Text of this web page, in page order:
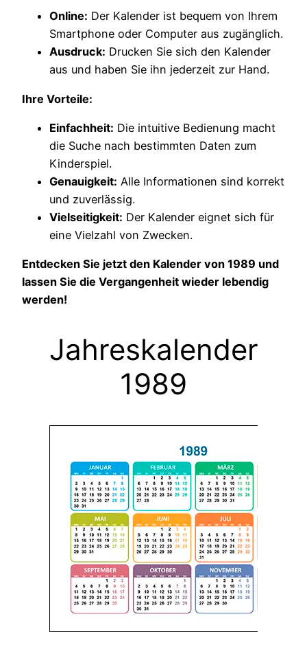
Online: Der Kalender ist bequem von Ihrem
Smartphone oder Computer aus zugänglich.
Ausdruck: Drucken Sie sich den Kalender
aus und haben Sie ihn jederzeit zur Hand.
Ihre Vorteile:
Einfachheit: Die intuitive Bedienung macht
die Suche nach bestimmten Daten zum
Kinderspiel.
Genauigkeit: Alle Informationen sind korrekt
und zuverlässig.
Vielseitigkeit: Der Kalender eignet sich für
eine Vielzahl von Zwecken.
Entdecken Sie jetzt den Kalender von 1989 und
lassen Sie die Vergangenheit wieder lebendig
werden!
Jahreskalender
1989